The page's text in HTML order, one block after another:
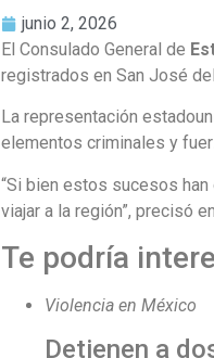
junio 2, 2026
El Consulado General de
registrados en San José
La representación
elementos criminales y
“Si bien estos sucesos
viajar a la región”, precisó
Te podría
Violencia en México
Detienen a